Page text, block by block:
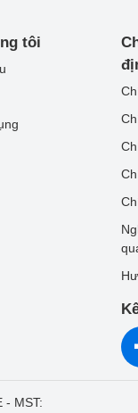
tôi
- MST: